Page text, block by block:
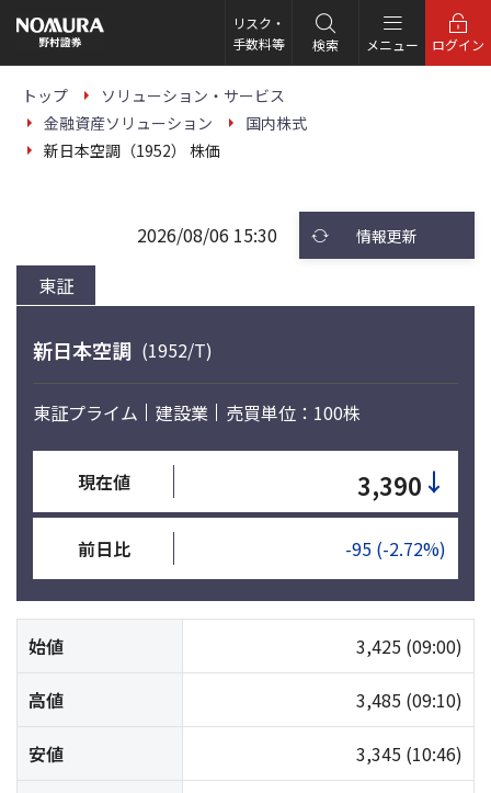
の
ー
リスク・
手数料等
検索 メニュー ログイン
トップ
ソリューション・サービス
金融資産ソリューション
国内株式
新日本空調（1952） 株価
東証
2026/08/06 15:30 情報更新
新日本空調 (1952/T)
東証プライム 建設業 売買単位：100株
現在値 3,390 ↓
前日比 -95 (-2.72%)
始値 3,425 (09:00)
高値 3,485 (09:10)
安値 3,345 (10:46)